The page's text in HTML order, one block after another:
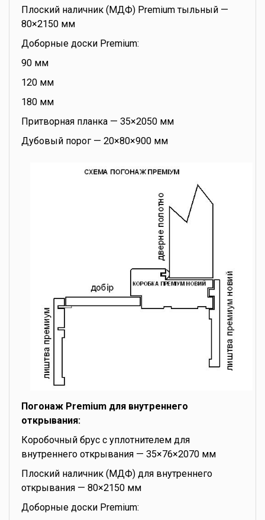
Плоский наличник (МДФ) Premium тыльный —
80×2150 мм
Доборные доски Premium:
90 мм
120 мм
180 мм
Притворная планка — 35×2050 мм
Дубовый порог — 20×80×900 мм
Погонаж Premium для внутреннего
открывания:
Коробочный брус с уплотнителем для
внутреннего открывания — 35×76×2070 мм
Плоский наличник (МДФ) для внутреннего
открывания — 80×2150 мм
Доборные доски Premium: